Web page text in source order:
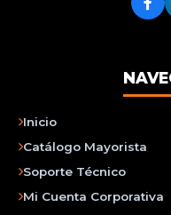
Inicio
Catálogo Mayorista
Soporte Técnico
Mi Cuenta Corporativa